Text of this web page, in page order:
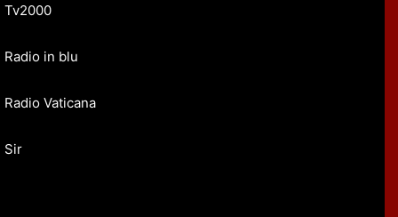
Tv2000
Radio in blu
Radio Vaticana
Sir